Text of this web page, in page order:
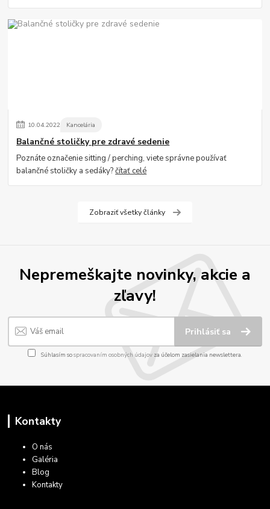
10.04.2022 Kancelária
Balančné stoličky pre zdravé sedenie
Poznáte označenie sitting / perching, viete správne používať
balančné stoličky a sedáky?čítať celé
Zobraziť všetky články
Nepremeškajte novinky, akcie a
zľavy!
Prihlásiť sa
Súhlasím sospracovaním osobných údajov za účelom zasielania newslettera.
Kontakty
O nás
Galéria
Blog
Kontakty